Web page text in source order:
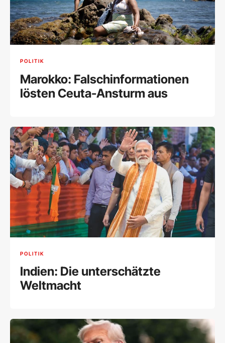
POLITIK
Marokko: Falschinformationen
lösten Ceuta-Ansturm aus
POLITIK
Indien: Die unterschätzte
Weltmacht